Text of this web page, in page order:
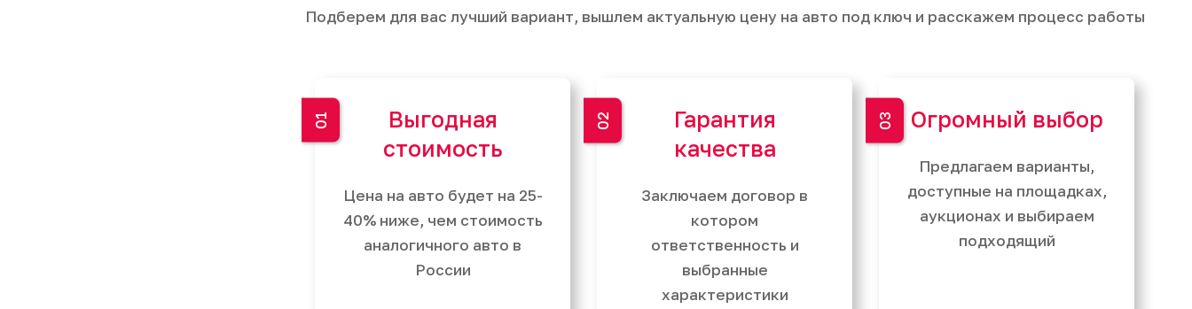
Подберем для вас лучший вариант, вышлем актуальную цену на авто под ключ и расскажем процесс работы
Выгодная
стоимость
Цена на авто будет на 25-
40% ниже, чем стоимость
аналогичного авто в
России
Гарантия
качества
Заключаем договор в
котором
ответственность и
выбранные
характеристики
Огромный выбор
Предлагаем варианты,
доступные на площадках,
аукционах и выбираем
подходящий